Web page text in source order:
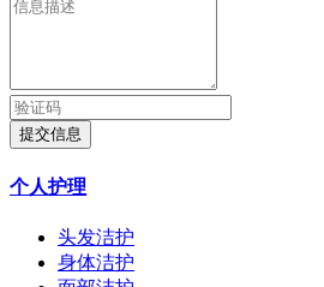
提交信息
个人护理
头发洁护
身体洁护